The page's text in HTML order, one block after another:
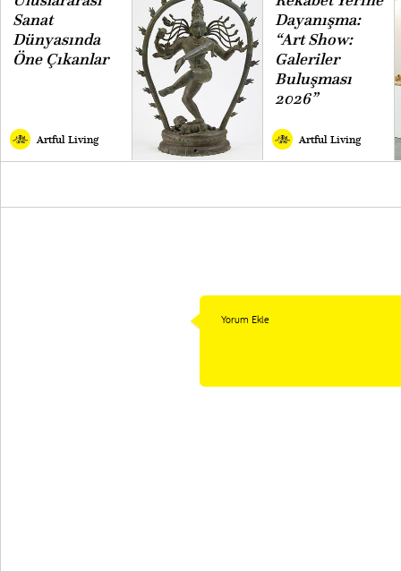
Sanat
Dünyasında
Öne Çıkanlar
Artful Living
Dayanışma:
“Art Show:
Galeriler
Buluşması
2026”
Artful Living